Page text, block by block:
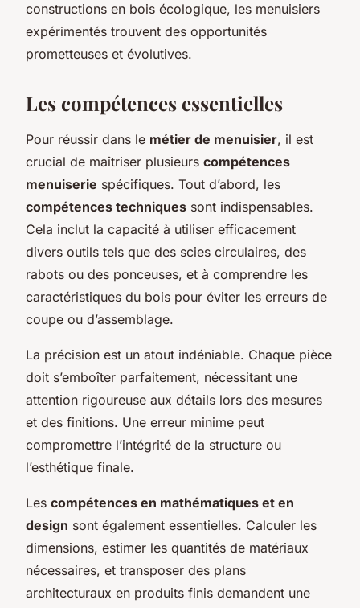
constructions en bois écologique, les menuisiers
expérimentés trouvent des opportunités
prometteuses et évolutives.
Les compétences essentielles
Pour réussir dans le métier de menuisier, il est
crucial de maîtriser plusieurs compétences
menuiserie spécifiques. Tout d’abord, les
compétences techniques sont indispensables.
Cela inclut la capacité à utiliser efficacement
divers outils tels que des scies circulaires, des
rabots ou des ponceuses, et à comprendre les
caractéristiques du bois pour éviter les erreurs de
coupe ou d’assemblage.
La précision est un atout indéniable. Chaque pièce
doit s’emboîter parfaitement, nécessitant une
attention rigoureuse aux détails lors des mesures
et des finitions. Une erreur minime peut
compromettre l’intégrité de la structure ou
l’esthétique finale.
Les compétences en mathématiques et en
design sont également essentielles. Calculer les
dimensions, estimer les quantités de matériaux
nécessaires, et transposer des plans
architecturaux en produits finis demandent une